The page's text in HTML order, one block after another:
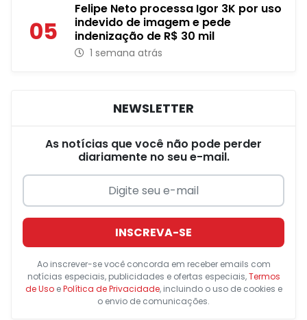
05
Felipe Neto processa Igor 3K por uso
indevido de imagem e pede
indenização de R$ 30 mil
1 semana atrás
NEWSLETTER
As notícias que você não pode perder
diariamente no seu e-mail.
INSCREVA-SE
Ao inscrever-se você concorda em receber emails com
notícias especiais, publicidades e ofertas especiais,Termos
de UsoePolítica de Privacidade, incluindo o uso de cookies e
o envio de comunicações.